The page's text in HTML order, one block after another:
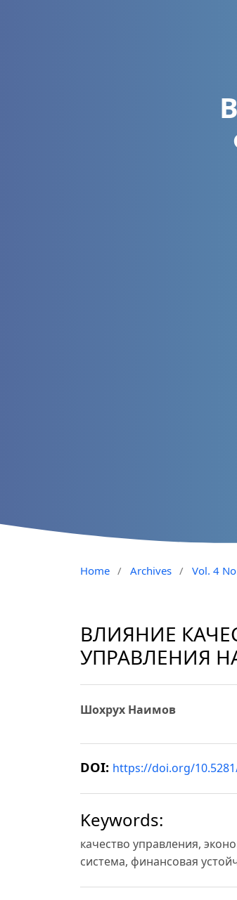
Home / Archives / Vol. 4
ВЛИЯНИЕ
УПРАВЛЕНИЯ
Шохрух Наимов
DOI: https://doi.org/
Keywords:
качество управления,
система, финансовая